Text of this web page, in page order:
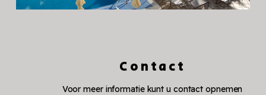
Contact
Voor meer informatie kunt u contact opnemen